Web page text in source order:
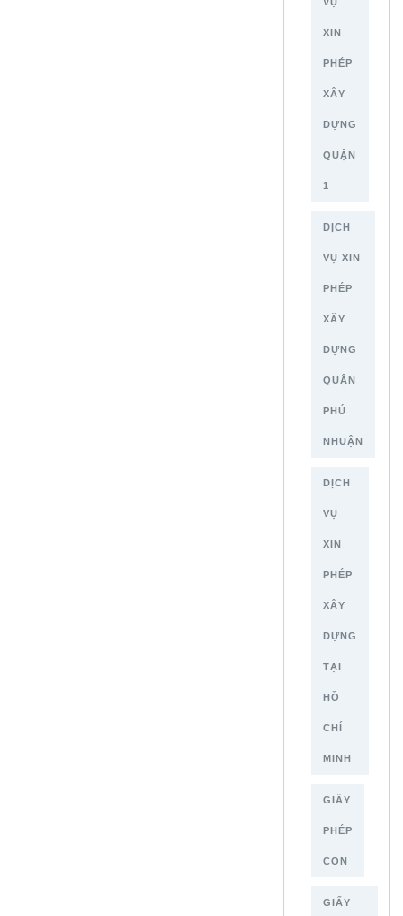
XIN
PHÉP
XÂY
DỰNG
QUẬN
1
DỊCH
VỤ XIN
PHÉP
XÂY
DỰNG
QUẬN
PHÚ
NHUẬN
DỊCH
VỤ
XIN
PHÉP
XÂY
DỰNG
TẠI
HỒ
CHÍ
MINH
GIẤY
PHÉP
CON
GIẤY